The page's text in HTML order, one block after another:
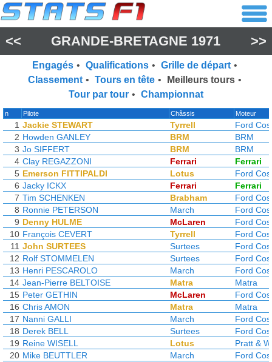
<< GRANDE-BRETAGNE 1971 >>
Engagés • Qualifications • Grille de départ •
Classement • Tours en tête • Meilleurs tours •
Tour par tour • Championnat
n Pilote Châssis Moteur
1 Jackie STEWART Tyrrell
Ford
2 Howden GANLEY BRM
BRM
3 Jo SIFFERT BRM
BRM
4 Clay REGAZZONI Ferrari
Ferrari
5 Emerson FITTIPALDI Lotus
Ford
6 Jacky ICKX Ferrari
Ferrari
7 Tim SCHENKEN Brabham
Ford
8 Ronnie PETERSON March
Ford
9 Denny HULME McLaren
Ford
10 François CEVERT Tyrrell
Ford
11 John SURTEES Surtees
Ford
12 Rolf STOMMELEN Surtees
Ford
13 Henri PESCAROLO March
Ford
14 Jean-Pierre BELTOISE Matra
Matra
15 Peter GETHIN McLaren
Ford
16 Chris AMON Matra
Matra
17 Nanni GALLI March
Ford
18 Derek BELL Surtees
Ford
19 Reine WISELL Lotus
Pratt &
20 Mike BEUTTLER March
Ford